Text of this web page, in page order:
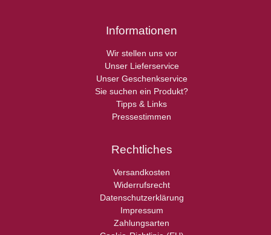
Informationen
Wir stellen uns vor
Unser Lieferservice
Unser Geschenkservice
Sie suchen ein Produkt?
Tipps & Links
Pressestimmen
Rechtliches
Versandkosten
Widerrufsrecht
Datenschutzerklärung
Impressum
Zahlungsarten